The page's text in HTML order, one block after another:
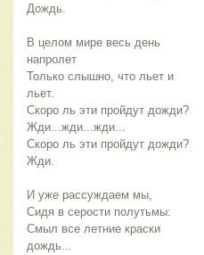
Дождь.
В целом мире весь день
напролет
Только слышно, что льет и
льет.
Скоро ль эти пройдут дожди?
Жди...жди...жди...
Скоро ль эти пройдут дожди?
Жди.
И уже рассуждаем мы,
Сидя в серости полутьмы:
Смыл все летние краски
дождь...